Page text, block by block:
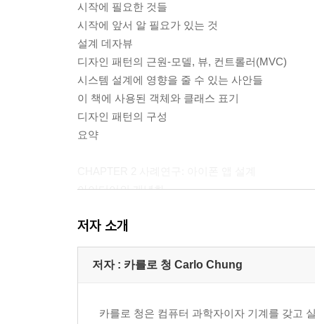
시작에 필요한 것들
시작에 앞서 알 필요가 있는 것
설계 데자뷰
디자인 패턴의 근원-모델, 뷰, 컨트롤러(MVC)
시스템 설계에 영향을 줄 수 있는 사안들
이 책에 사용된 객체와 클래스 표기
디자인 패턴의 구성
요약
아이디어의 개념화
아키텍처 설계
사용했던 디자인 패턴들
요약
CHAPTER 3 프로토타입
저자 소개
저자 : 카를로 청 Carlo Chung
카를로 청은 컴퓨터 과학자이자 기계를 갖고